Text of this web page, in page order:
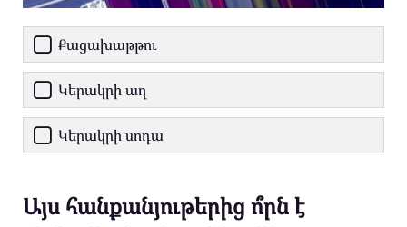
Քացախաթթու
Կերակրի աղ
Կերակրի սոդա
Այս հանքանյութերից ո՞րն է